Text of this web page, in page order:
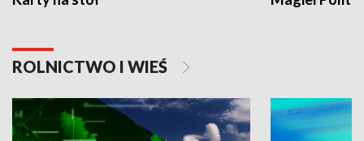
ROLNICTWO I WIEŚ